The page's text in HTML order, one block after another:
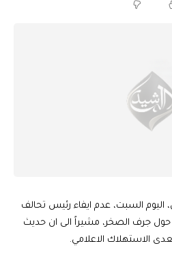
السبت، عدم ايفاء رئيس تحالف
جرف الصخر، مشيراً الى ان حديث
الاستهلاك الاعلامي.